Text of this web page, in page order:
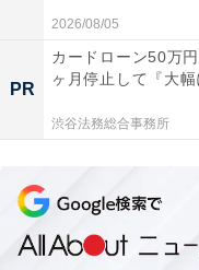
リーズナブルな価
り、コストパフォ
真っ黒なお湯には
ます
2026/08/05
PR
カードローン50万
ヶ月停止して『大
渋谷法務総合事務所